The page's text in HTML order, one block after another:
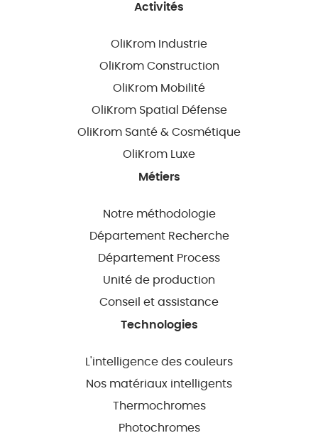
Activités
OliKrom Industrie
OliKrom Construction
OliKrom Mobilité
OliKrom Spatial Défense
OliKrom Santé & Cosmétique
OliKrom Luxe
Métiers
Notre méthodologie
Département Recherche
Département Process
Unité de production
Conseil et assistance
Technologies
L'intelligence des couleurs
Nos matériaux intelligents
Thermochromes
Photochromes